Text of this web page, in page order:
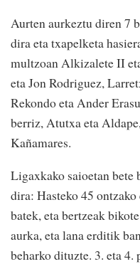
Aurten aurkeztu diren 7
dira eta txapelketa
multzoan Alkizalete II
eta Jon Rodriguez,
Rekondo eta Ander
berriz, Atutxa eta
Kañamares.
Ligaxkako saioetan bete
dira: Hasteko 45
batek, eta bertzeak
aurka, eta lana erditik
beharko dituzte. 3. eta